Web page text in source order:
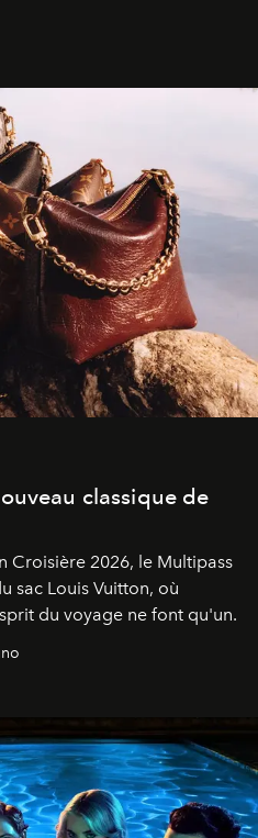
mouvement, l'artiste
imaginés par Frank Gehry
classique de
Croisière 2026, le Multipass
sac Louis Vuitton, où
du voyage ne font qu'un.